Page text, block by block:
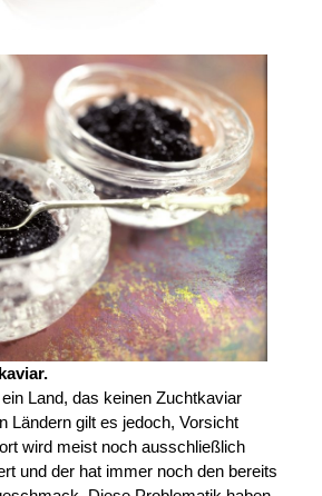
Land, das keinen Zuchtkaviar
Ländern gilt es jedoch, Vorsicht
wird meist noch ausschließlich
und der hat immer noch den bereits